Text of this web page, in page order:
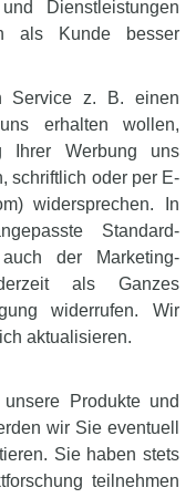
Dienstleistungen
als Kunde besser
Service z. B. einen
erhalten wollen,
Ihrer Werbung uns
schriftlich oder per E-
widersprechen. In
Standard-
der Marketing-
als Ganzes
widerrufen. Wir
aktualisieren.
Produkte und
wir Sie eventuell
Sie haben stets
teilnehmen